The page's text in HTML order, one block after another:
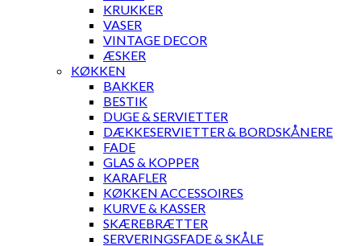
KRUKKER
VASER
VINTAGE DECOR
ÆSKER
KØKKEN
BAKKER
BESTIK
DUGE & SERVIETTER
DÆKKESERVIETTER & BORDSKÅNERE
FADE
GLAS & KOPPER
KARAFLER
KØKKEN ACCESSOIRES
KURVE & KASSER
SKÆREBRÆTTER
SERVERINGSFADE & SKÅLE